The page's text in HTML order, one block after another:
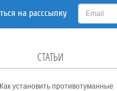
на расссылку
СТАТЬИ
Как установить противотуманные